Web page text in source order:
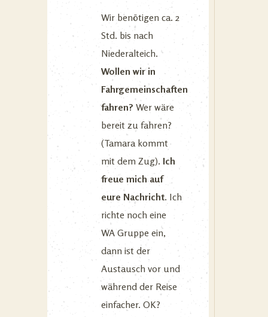
Wir benötigen ca. 2
Std. bis nach
Niederalteich.
Wollen wir in
Fahrgemeinschaften
fahren? Wer wäre
bereit zu fahren?
(Tamara kommt
mit dem Zug). Ich
freue mich auf
eure Nachricht. Ich
richte noch eine
WA Gruppe ein,
dann ist der
Austausch vor und
während der Reise
einfacher. OK?